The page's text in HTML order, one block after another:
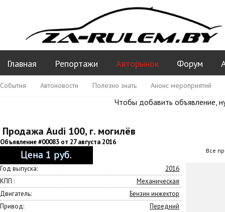
Главная Репортажи Авторынок Форум
Ваши вопросы ПДД
События Автоновости Полезно знать Анонс мероприятий
Чтобы добавить объявление,
Продажа Audi 100, г. могилёв
Объявление #00083 от 27 августа 2016
Цена 1 руб. Все
Год выпуска:
2016
КПП :
Механическая
Двигатель:
Бензин инжектор
Привод:
Передний